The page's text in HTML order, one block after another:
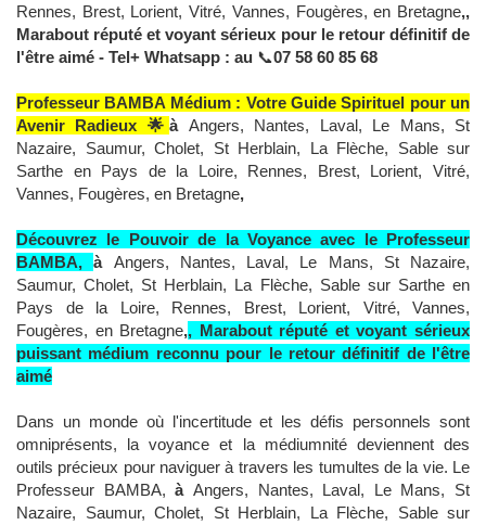
Rennes, Brest, Lorient, Vitré, Vannes, Fougères, en Bretagne,,
Marabout réputé et voyant sérieux pour le retour définitif de
l'être aimé - Tel+ Whatsapp : au 📞07 58 60 85 68
Professeur BAMBA Médium : Votre Guide Spirituel pour un
Avenir Radieux 🌟à Angers, Nantes, Laval, Le Mans, St
Nazaire, Saumur, Cholet, St Herblain, La Flèche, Sable sur
Sarthe en Pays de la Loire, Rennes, Brest, Lorient, Vitré,
Vannes, Fougères, en Bretagne,
Découvrez le Pouvoir de la Voyance avec le Professeur
BAMBA,à Angers, Nantes, Laval, Le Mans, St Nazaire,
Saumur, Cholet, St Herblain, La Flèche, Sable sur Sarthe en
Pays de la Loire, Rennes, Brest, Lorient, Vitré, Vannes,
Fougères, en Bretagne,, Marabout réputé et voyant sérieux
puissant médium reconnu pour le retour définitif de l'être
aimé
Dans un monde où l'incertitude et les défis personnels sont
omniprésents, la voyance et la médiumnité deviennent des
outils précieux pour naviguer à travers les tumultes de la vie. Le
Professeur BAMBA,à Angers, Nantes, Laval, Le Mans, St
Nazaire, Saumur, Cholet, St Herblain, La Flèche, Sable sur